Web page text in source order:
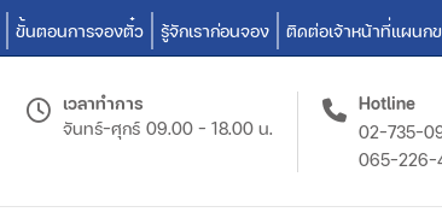
ขั้นตอนการจองตั๋ว รู้จักเราก่อนจอง ติดต่อเจ้าหน้าที่แผนก
เวลาทำการ
จันทร์-ศุกร์ 09.00 - 18.00 น.
Hotline
02-735-
065-226-